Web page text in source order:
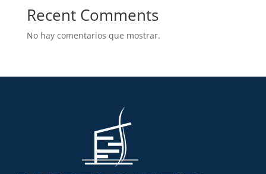
Recent Comments
No hay comentarios que mostrar.